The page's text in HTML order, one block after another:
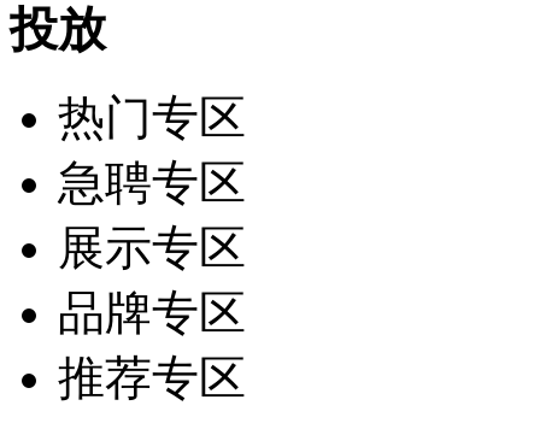
投放
热门专区
急聘专区
展示专区
品牌专区
推荐专区